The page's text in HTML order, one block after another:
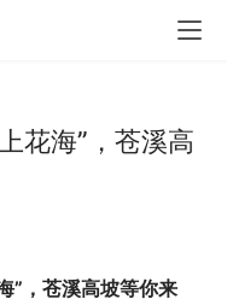
花海”，苍溪高
”，苍溪高坡等你来